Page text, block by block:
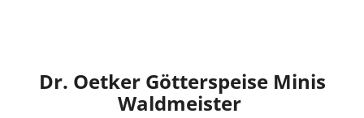
Dr. Oetker Götterspeise Minis
Waldmeister